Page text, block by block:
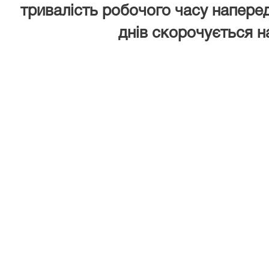
тривалість робочого часу
днів скорочується